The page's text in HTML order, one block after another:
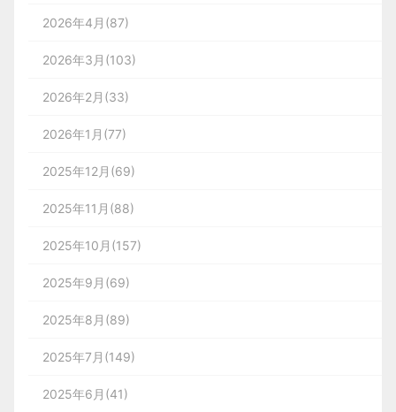
2026年4月(87)
2026年3月(103)
2026年2月(33)
2026年1月(77)
2025年12月(69)
2025年11月(88)
2025年10月(157)
2025年9月(69)
2025年8月(89)
2025年7月(149)
2025年6月(41)